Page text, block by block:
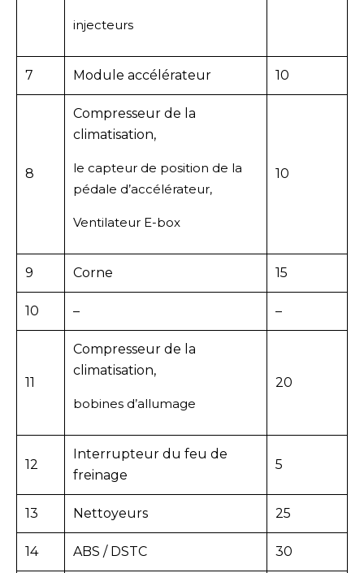
injecteurs
7 Module accélérateur 10
8
Compresseur de la
climatisation,
le capteur de position de la
pédale d’accélérateur,
Ventilateur E-box
10
9 Corne 15
10 – –
11
Compresseur de la
climatisation,
bobines d’allumage
20
12
Interrupteur du feu de
freinage
5
13 Nettoyeurs 25
14 ABS / DSTC 30